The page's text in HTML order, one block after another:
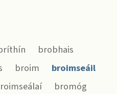
brobhais
broim
broimseáil
bromóg